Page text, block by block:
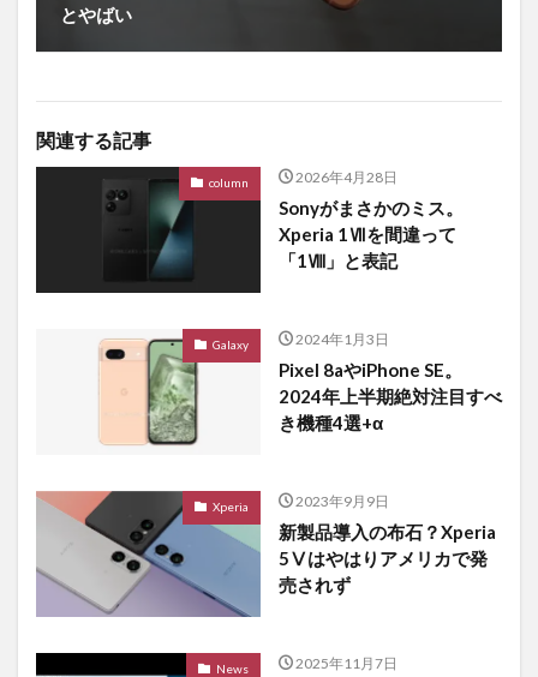
とやばい
関連する記事
column 2026年4月28日
Sonyがまさかのミス。
Xperia 1Ⅶを間違って
「1Ⅷ」と表記
Galaxy 2024年1月3日
Pixel 8aやiPhone SE。
2024年上半期絶対注目すべ
き機種4選+α
Xperia 2023年9月9日
新製品導入の布石？Xperia
5Ⅴはやはりアメリカで発
売されず
News 2025年11月7日